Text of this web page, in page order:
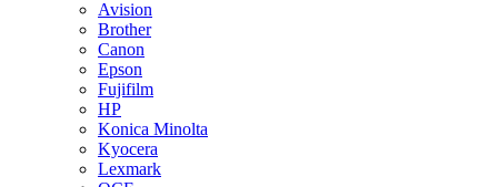
Avision
Brother
Canon
Epson
Fujifilm
HP
Konica Minolta
Kyocera
Lexmark